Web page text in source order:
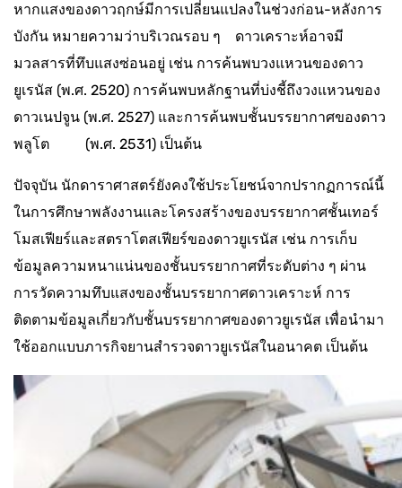
หากแสงของดาวฤกษ์มีการเปลี่ยนแปลงในช่วงก่อน-หลังการ
บังกัน หมายความว่าบริเวณรอบ ๆ ดาวเคราะห์อาจมี
มวลสารที่ทึบแสงซ่อนอยู่ เช่น การค้นพบวงแหวนของดาว
ยูเรนัส (พ.ศ. 2520) การค้นพบหลักฐานที่บ่งชี้ถึงวงแหวนของ
ดาวเนปจูน (พ.ศ. 2527) และการค้นพบชั้นบรรยากาศของดาว
พลูโต (พ.ศ. 2531) เป็นต้น
ปัจจุบัน นักดาราศาสตร์ยังคงใช้ประโยชน์จากปรากฏการณ์นี้
ในการศึกษาพลังงานและโครงสร้างของบรรยากาศชั้นเทอร์
โมสเฟียร์และสตราโตสเฟียร์ของดาวยูเรนัส เช่น การเก็บ
ข้อมูลความหนาแน่นของชั้นบรรยากาศที่ระดับต่าง ๆ ผ่าน
การวัดความทึบแสงของชั้นบรรยากาศดาวเคราะห์ การ
ติดตามข้อมูลเกี่ยวกับชั้นบรรยากาศของดาวยูเรนัส เพื่อนำมา
ใช้ออกแบบภารกิจยานสำรวจดาวยูเรนัสในอนาคต เป็นต้น